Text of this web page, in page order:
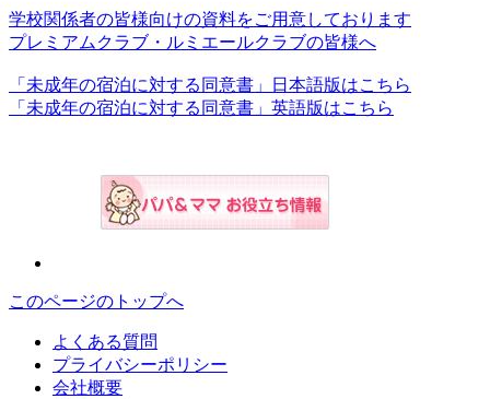
学校関係者の皆様向けの資料をご用意しております
プレミアムクラブ・ルミエールクラブの皆様へ
「未成年の宿泊に対する同意書」日本語版はこちら
「未成年の宿泊に対する同意書」英語版はこちら
このページのトップへ
よくある質問
プライバシーポリシー
会社概要